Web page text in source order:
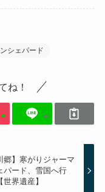
シェパード
ね！
郷】寒がりジャーマ
パード、雪国へ行
世界遺産】